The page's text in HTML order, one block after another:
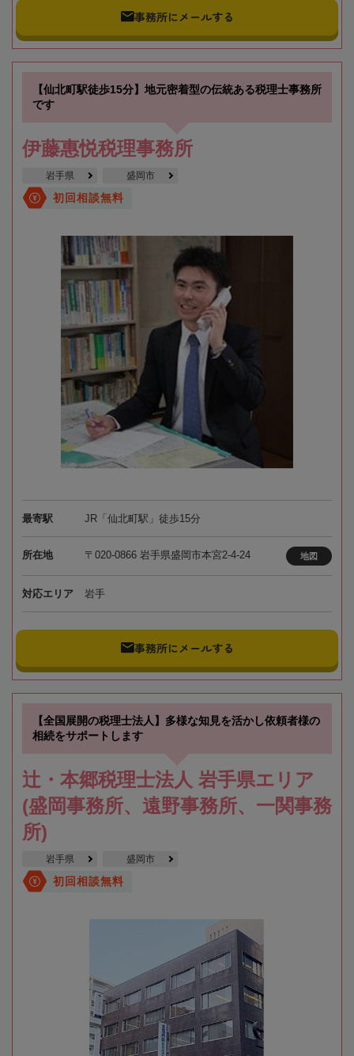
事務所にメールする
【仙北町駅徒歩15分】地元密着型の伝統ある税理士事務所
です
伊藤惠悦税理事務所
岩手県 盛岡市
初回相談無料
最寄駅 JR「仙北町駅」徒歩15分
所在地 〒020-0866 岩手県盛岡市本宮2-4-24 地図
対応エリア 岩手
事務所にメールする
【全国展開の税理士法人】多様な知見を活かし依頼者様の
相続をサポートします
辻・本郷税理士法人 岩手県エリア
(盛岡事務所、遠野事務所、一関事務
所)
岩手県 盛岡市
初回相談無料